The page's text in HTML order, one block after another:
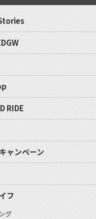
RIDE
ャンペーン
フ
グ